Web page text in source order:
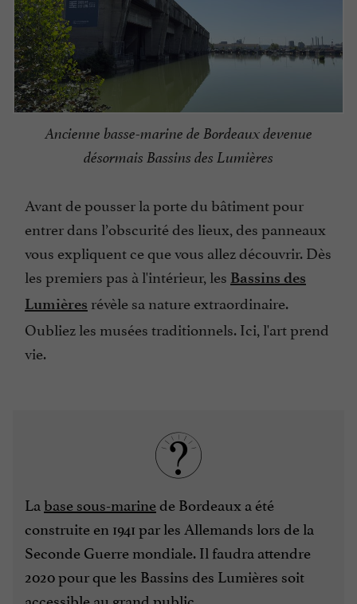
Ancienne basse-marine de Bordeaux devenue
désormais Bassins des Lumières
Avant de pousser la porte du bâtiment pour
entrer dans l’obscurité des lieux, des panneaux
vous expliquent ce que vous allez découvrir. Dès
les premiers pas à l'intérieur, les Bassins des
Lumières révèle sa nature extraordinaire.
Oubliez les musées traditionnels. Ici, l'art prend
vie.
Labase sous-marinede Bordeaux a été
construite en 1941 par les Allemands lors de la
Seconde Guerre mondiale. Il faudra attendre
2020 pour que les Bassins des Lumières soit
accessible au grand public.